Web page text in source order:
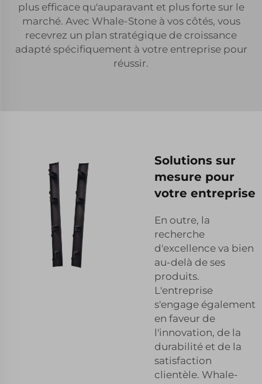
plus efficace qu'auparavant et plus forte sur le
marché. Avec Whale-Stone à vos côtés, vous
recevrez un plan stratégique de croissance
adapté spécifiquement à votre entreprise pour
réussir.
Solutions sur
mesure pour
votre entreprise
En outre, la
recherche
d'excellence va bien
au-delà de ses
produits.
L'entreprise
s'engage également
en faveur de
l'innovation, de la
durabilité et de la
satisfaction
clientèle. Whale-